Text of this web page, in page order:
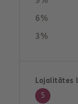
6%
3%
5